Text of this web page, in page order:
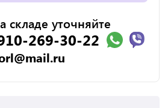
складе уточняйте
269-30-22